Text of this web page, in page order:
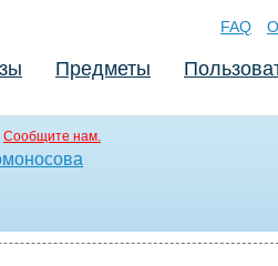
FAQ
Предметы
Сообщите нам.